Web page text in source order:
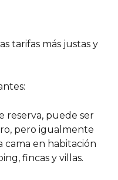
tarifas más justas y
reserva, puede ser
pero igualmente
cama en habitación
fincas y villas.